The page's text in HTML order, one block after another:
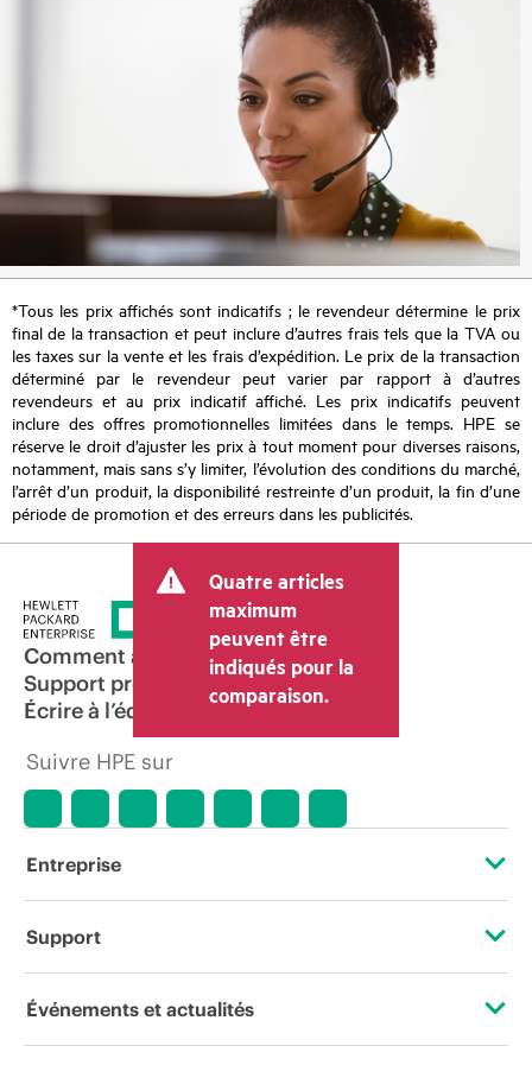
*Tous les prix affichés sont indicatifs ; le revendeur détermine le prix
final de la transaction et peut inclure d’autres frais tels que la TVA ou
les taxes sur la vente et les frais d’expédition. Le prix de la transaction
déterminé par le revendeur peut varier par rapport à d’autres
revendeurs et au prix indicatif affiché. Les prix indicatifs peuvent
inclure des offres promotionnelles limitées dans le temps. HPE se
réserve le droit d’ajuster les prix à tout moment pour diverses raisons,
notamment, mais sans s’y limiter, l’évolution des conditions du marché,
l’arrêt d’un produit, la disponibilité restreinte d’un produit, la fin d’une
période de promotion et des erreurs dans les publicités.
Quatre articles
maximum
peuvent être
indiqués pour la
comparaison.
Comment acheter
Support produit
Écrire à l’équipe commerciale
Suivre HPE sur
Entreprise
À propos de HPE
Support
Services d’assistance opérationnelle (OSS)
Événements et actualités